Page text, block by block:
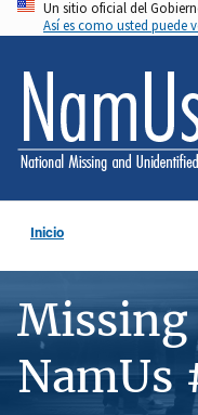
Pasar
al
contenido
principal
Un sitio oficial del
Así es como usted puede
Inicio
Missing
NamUs